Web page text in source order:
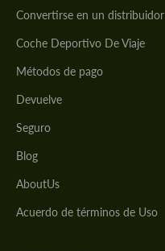
Convertirse en un distribuidor
Coche Deportivo De Viaje
Métodos de pago
Devuelve
Seguro
Blog
AboutUs
Acuerdo de términos de Uso